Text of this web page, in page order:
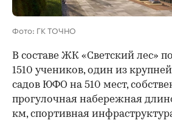
Фото: ГК ТОЧНО
В составе ЖК «Светский лес»
1510 учеников, один из
садов ЮФО на 510 мест,
прогулочная набережная
км, спортивная